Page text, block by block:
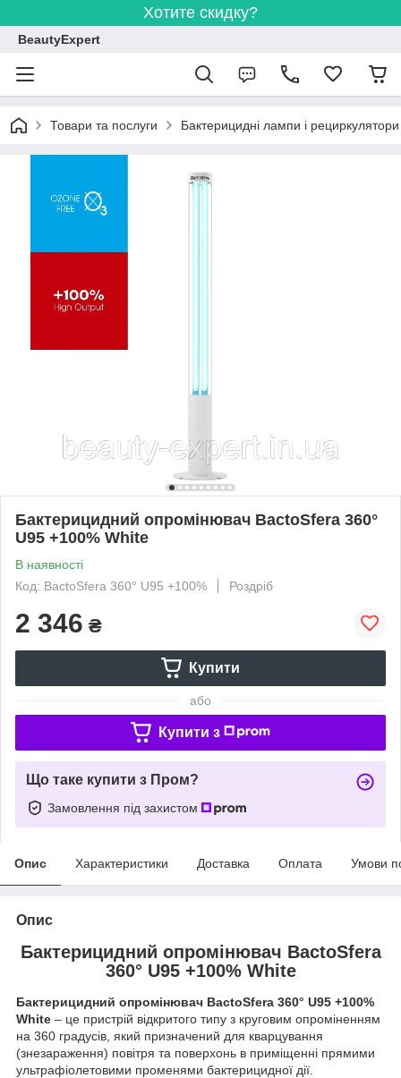
Хотите скидку?
BeautyExpert
Товари та послуги Бактерицидні лампи і рециркулятори
Бактерицидний опромінювач BactoSfera 360°
U95 +100% White
В наявності
Код: BactoSfera 360° U95 +100%
Роздріб
2 346 ₴
Купити
або
Купити з
Що таке купити з Пром?
Замовлення під захистом
Опис Характеристики Доставка Оплата Умови
Опис
Бактерицидний опромінювач BactoSfera
360° U95 +100% White
Бактерицидний опромінювач BactoSfera 360° U95 +100%
White – це пристрій відкритого типу з круговим опроміненням
на 360 градусів, який призначений для кварцування
(знезараження) повітря та поверхонь в приміщенні прямими
ультрафіолетовими променями бактерицидної дії.